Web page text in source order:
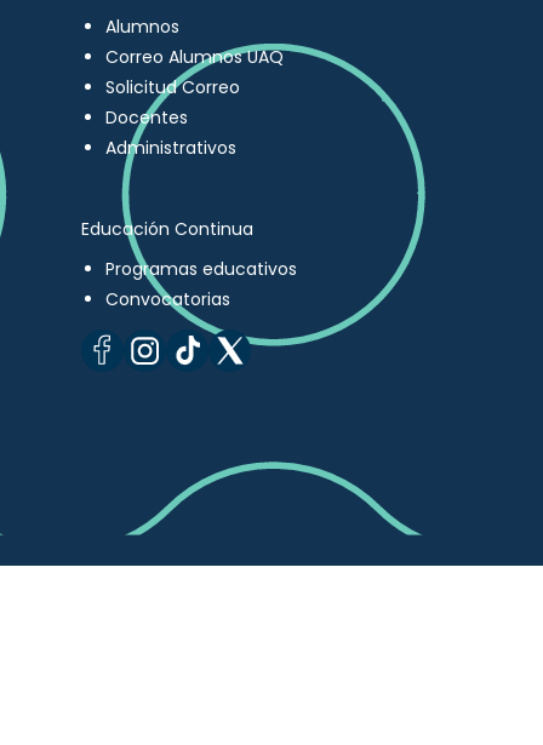
Alumnos
Correo Alumnos UAQ
Solicitud Correo
Docentes
Administrativos
Educación Continua
Programas educativos
Convocatorias